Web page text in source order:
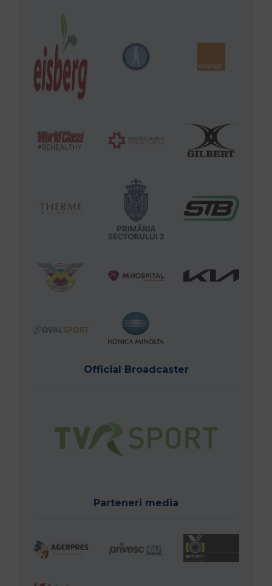
Official Broadcaster
Parteneri media